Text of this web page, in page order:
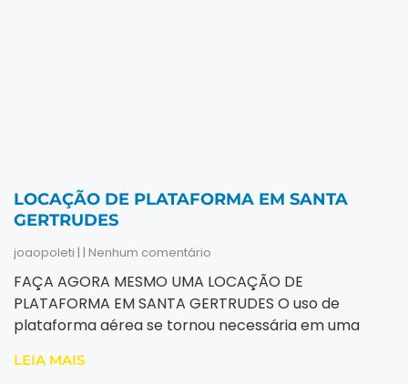
LOCAÇÃO DE PLATAFORMA EM SANTA
GERTRUDES
joaopoleti Nenhum comentário
FAÇA AGORA MESMO UMA LOCAÇÃO DE
PLATAFORMA EM SANTA GERTRUDES O uso de
plataforma aérea se tornou necessária em uma
LEIA MAIS